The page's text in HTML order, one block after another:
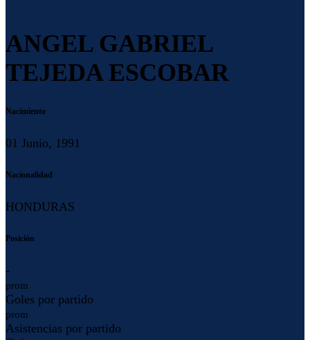
ANGEL GABRIEL
TEJEDA ESCOBAR
Nacimiento
01 Junio, 1991
Nacionalidad
HONDURAS
Posición
-
prom
Goles por partido
prom
Asistencias por partido